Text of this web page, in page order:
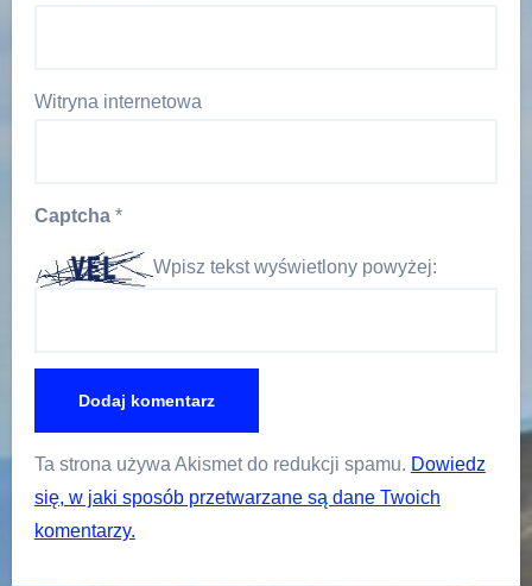
Witryna internetowa
Captcha *
Wpisz tekst wyświetlony powyżej:
Ta strona używa Akismet do redukcji spamu. Dowiedz
się, w jaki sposób przetwarzane są dane Twoich
komentarzy.